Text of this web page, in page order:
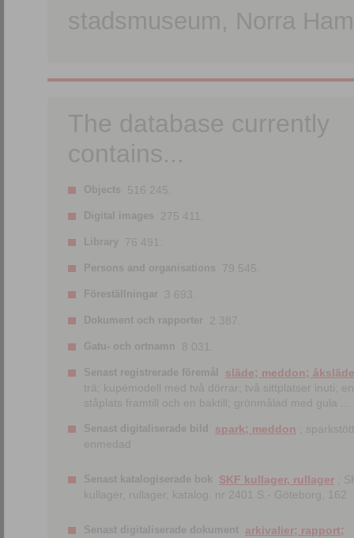
stadsmuseum, Norra
The database currently
contains...
Objects 516 245.
Digital images 275 411.
Library 76 491.
Persons and organisations 79 545.
Föreställningar 3 693.
Dokument och rapporter 2 387.
Gatu- och ortnamn 8 031.
Senast registrerade föremål
släde; meddon; åksläde
trä; kupémodell med två dörrar; två sittplatser inuti; en
ståplats framtill och en baktill; grönmålad med gula ...
Senast digitaliserade bild spark; meddon ;
enmedad
Senast katalogiserade bok SKF kullager, rullager ;
kullager, rullager, katalog. nr 2401 S.- Göteborg, 162
Senast digitaliserade dokument arkivalier; rapport;